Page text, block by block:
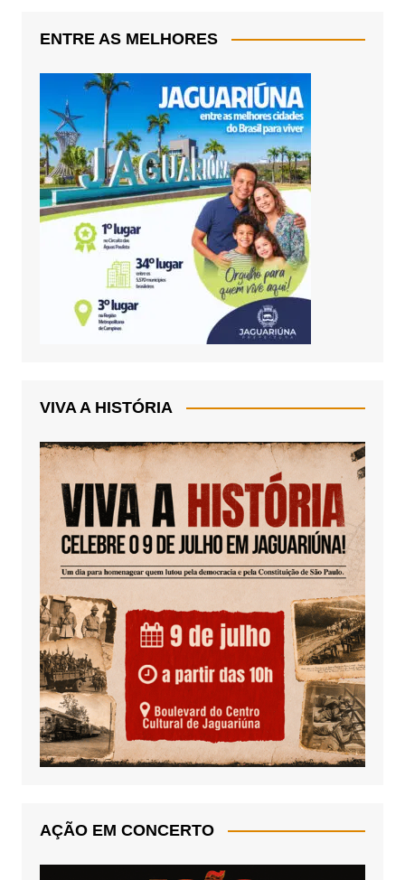
ENTRE AS MELHORES
VIVA A HISTÓRIA
AÇÃO EM CONCERTO